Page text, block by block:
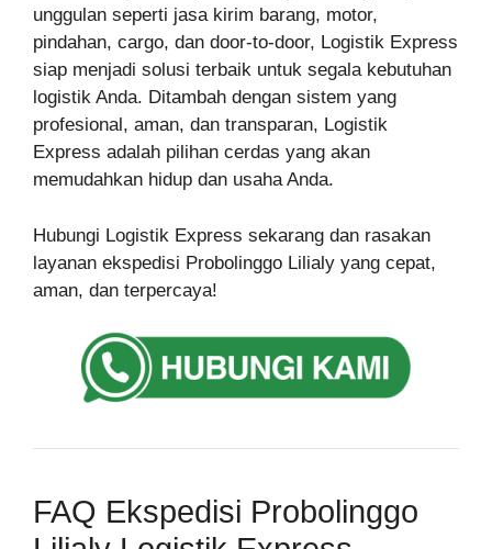
unggulan seperti jasa kirim barang, motor,
pindahan, cargo, dan door-to-door, Logistik Express
siap menjadi solusi terbaik untuk segala kebutuhan
logistik Anda. Ditambah dengan sistem yang
profesional, aman, dan transparan, Logistik
Express adalah pilihan cerdas yang akan
memudahkan hidup dan usaha Anda.
Hubungi Logistik Express sekarang dan rasakan
layanan ekspedisi Probolinggo Lilialy yang cepat,
aman, dan terpercaya!
FAQ Ekspedisi Probolinggo